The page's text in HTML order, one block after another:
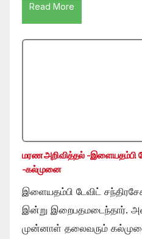
Read More
மரண அறிவித்தல் -இளையதம்பி
-கல்முனை
இளையதம்பி டேவிட்
இன்று இறைபதமடைந்தார்.
முன்னாள் தலைவரும்